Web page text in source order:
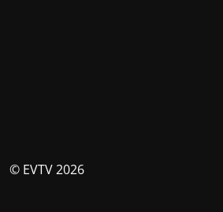
© EVTV 2026